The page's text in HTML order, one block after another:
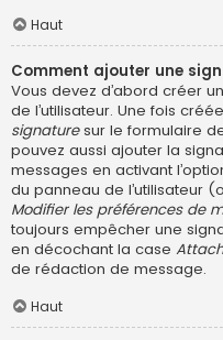
Haut
Comment ajouter une
Vous devez d’abord créer
de l’utilisateur. Une fois
signaturesur le formulaire
pouvez aussi ajouter la
messages en activant
du panneau de l’utilisateur
Modifier les préférences de
toujours empêcher une
en décochant la case
de rédaction de message.
Haut